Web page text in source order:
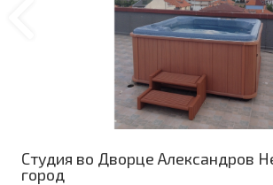
Студия во Дворце Александров
город